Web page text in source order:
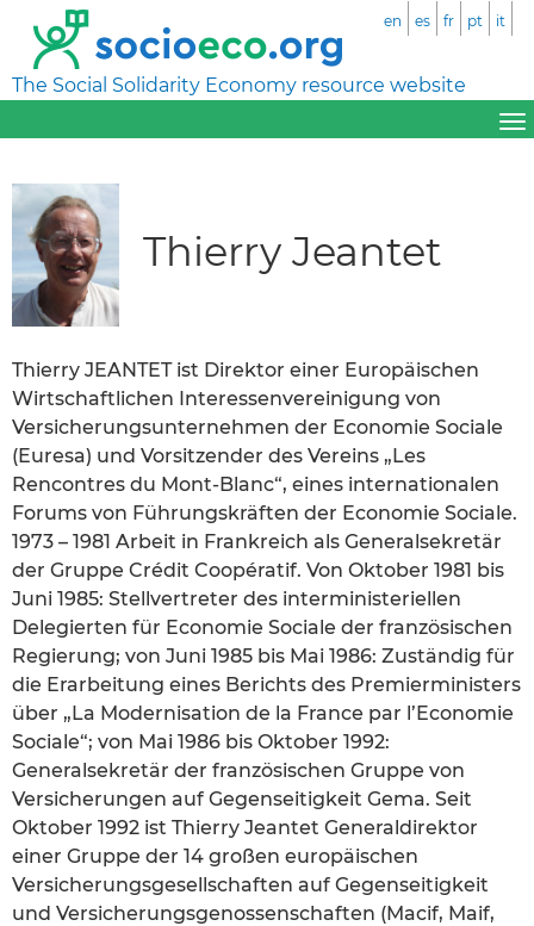
The Social Solidarity Economy resource website
en es fr pt it
Thierry Jeantet
Thierry JEANTET ist Direktor einer Europäischen
Wirtschaftlichen Interessenvereinigung von
Versicherungsunternehmen der Economie Sociale
(Euresa) und Vorsitzender des Vereins „Les
Rencontres du Mont-Blanc“, eines internationalen
Forums von Führungskräften der Economie Sociale.
1973 – 1981 Arbeit in Frankreich als Generalsekretär
der Gruppe Crédit Coopératif. Von Oktober 1981 bis
Juni 1985: Stellvertreter des interministeriellen
Delegierten für Economie Sociale der französischen
Regierung; von Juni 1985 bis Mai 1986: Zuständig für
die Erarbeitung eines Berichts des Premierministers
über „La Modernisation de la France par l’Economie
Sociale“; von Mai 1986 bis Oktober 1992:
Generalsekretär der französischen Gruppe von
Versicherungen auf Gegenseitigkeit Gema. Seit
Oktober 1992 ist Thierry Jeantet Generaldirektor
einer Gruppe der 14 großen europäischen
Versicherungsgesellschaften auf Gegenseitigkeit
und Versicherungsgenossenschaften (Macif, Maif,